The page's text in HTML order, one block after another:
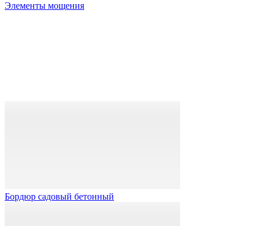
Элементы мощения
Бордюр садовый бетонный